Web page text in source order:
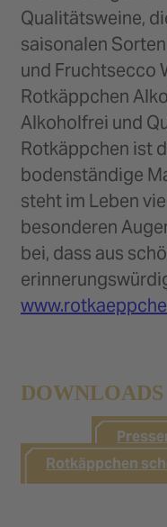
Qualitätsweine,
saisonalen
und Fruchtsecco
Rotkäppchen
Alkoholfrei und
Rotkäppchen ist
bodenständige
steht im Leben
besonderen
bei, dass aus
DOWNLOADS
Rotkäppchen